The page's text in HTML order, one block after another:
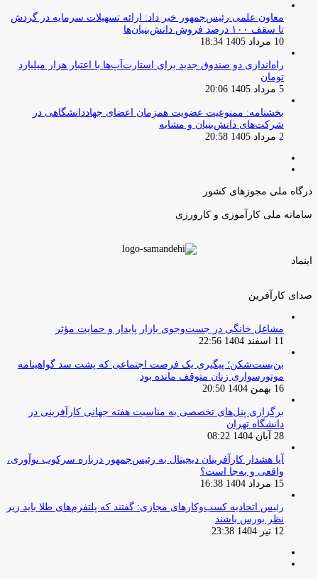
معاون علمی رئیس‌جمهور خبر داد: ارائه تسهیلات سرمایه در گردش
تا سقف ۱۰۰ درصد فروش دانش‌بنیان‌ها
10 مرداد 1405 18:34
راه‌اندازی دو صندوق جدید برای استارت‌آپ‌ها با اعتبار هزار میلیارد
تومان
5 مرداد 1405 20:06
بخشنامه: ممنوعیت عضویت همزمان اعضای جهاددانشگاهی در
شرکت‌های دانش‌بنیان و مشابه
2 مرداد 1405 20:58
درگاه ملی مجوزهای کشور
سامانه ملی کارآموزی و کارورزی
اینماد
صدای کارآفرین
مشاغل خانگی در جست‌وجوی بازار پایدار و حمایت مؤثر
11 اسفند 1404 22:56
بن‌بست‌شکن؛ پیگیری یک فرصت اجتماعی که پشت سد گواهینامه
موتورسواری زنان متوقف مانده بود
16 بهمن 1404 20:50
برگزاری پنل‌های تخصصی به مناسبت هفته جهانی کارآفرینی در
دانشگاه تهران
28 آبان 1404 08:22
آیا هشدار کارآفرینان دیجیتال به رئیس‌جمهور درباره سرکوب نوآوری،
واقعی و به‌جا است؟
15 مرداد 1404 16:38
‏رئیس اتحادیه کسب‌وکارهای مجازی: گفتند که پلتفرم‌های طلا باید زیر
نظر بورس باشند
12 تیر 1404 23:38